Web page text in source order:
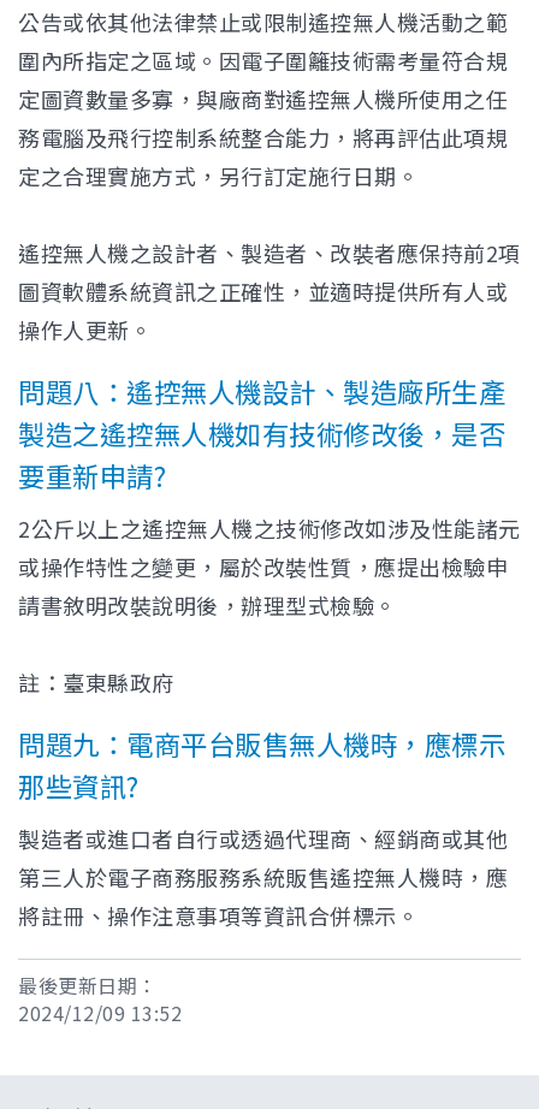
公告或依其他法律禁止或限制遙控無人機活動之範
圍內所指定之區域。因電子圍籬技術需考量符合規
定圖資數量多寡，與廠商對遙控無人機所使用之任
務電腦及飛行控制系統整合能力，將再評估此項規
定之合理實施方式，另行訂定施行日期。
遙控無人機之設計者、製造者、改裝者應保持前2項
圖資軟體系統資訊之正確性，並適時提供所有人或
操作人更新。
問題八：遙控無人機設計、製造廠所生產
製造之遙控無人機如有技術修改後，是否
要重新申請?
2公斤以上之遙控無人機之技術修改如涉及性能諸元
或操作特性之變更，屬於改裝性質，應提出檢驗申
請書敘明改裝說明後，辦理型式檢驗。
註：臺東縣政府
問題九：電商平台販售無人機時，應標示
那些資訊?
製造者或進口者自行或透過代理商、經銷商或其他
第三人於電子商務服務系統販售遙控無人機時，應
將註冊、操作注意事項等資訊合併標示。
最後更新日期：
2024/12/09 13:52